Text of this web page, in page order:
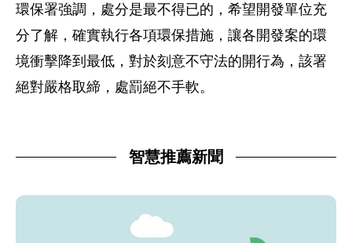
環保署強調，處分是最不得已的，希望開發單位充
分了解，確實執行各項環保措施，讓各開發案的環
境衝擊降到最低，對於刻意不守法的開行為，該署
絕對嚴格取締，處罰絕不手軟。
智慧推薦新聞